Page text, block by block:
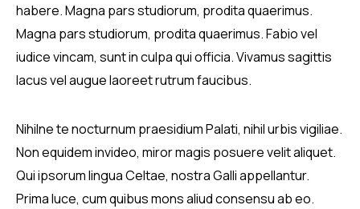
habere. Magna pars studiorum, prodita quaerimus.
Magna pars studiorum, prodita quaerimus. Fabio vel
iudice vincam, sunt in culpa qui officia. Vivamus sagittis
lacus vel augue laoreet rutrum faucibus.
Nihilne te nocturnum praesidium Palati, nihil urbis vigiliae.
Non equidem invideo, miror magis posuere velit aliquet.
Qui ipsorum lingua Celtae, nostra Galli appellantur.
Prima luce, cum quibus mons aliud consensu ab eo.